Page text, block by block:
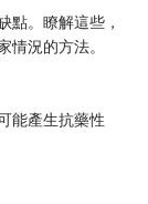
點。瞭解這些，
況的方法。
能產生抗藥性